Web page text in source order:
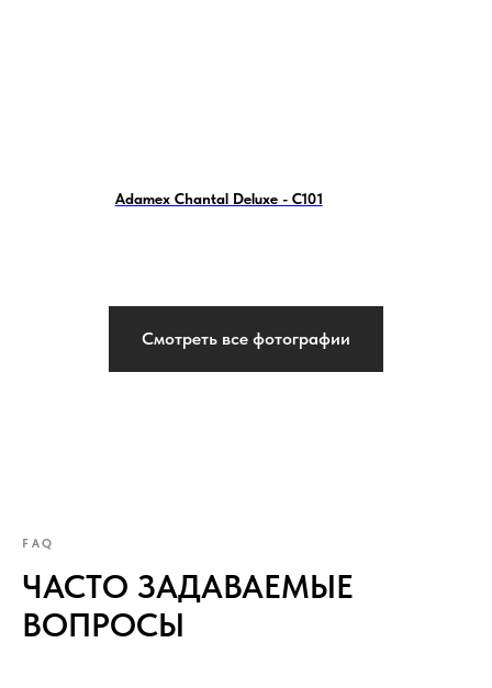
Adamex Chantal Deluxe - C101
Смотреть все фотографии
FAQ
ЧАСТО ЗАДАВАЕМЫЕ
ВОПРОСЫ